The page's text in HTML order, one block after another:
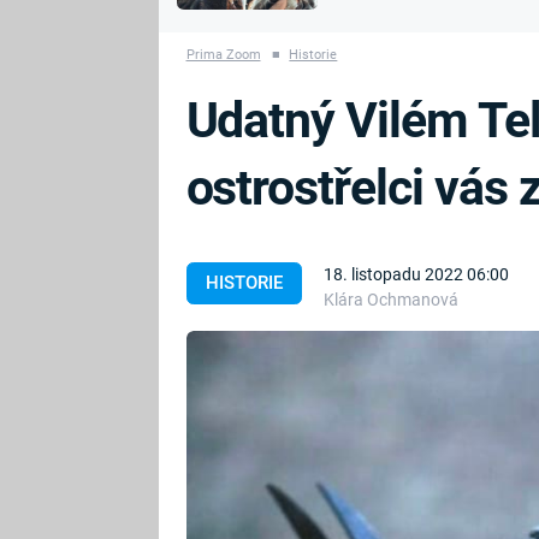
PRVNÍ SVĚTOVÁ
BRITSKÁ
RODINA
Prima Zoom ■ Historie
HISTORIE
18. listopadu 2022 06:00
Klára Ochmanová
Udatný Vilém
ostrostřelci vás